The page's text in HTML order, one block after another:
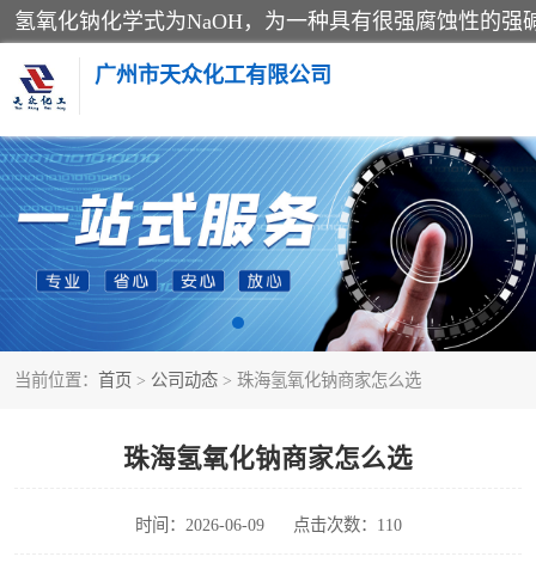
广州市天众化工有限公司
当前位置： 首页 > 公司动态 > 珠海氢氧化钠商家怎么选
珠海氢氧化钠商家怎么选
时间：2026-06-09 点击次数：110
亚硝酸钠
纯碱
草酸
聚合氯化铝
焦亚硫酸钠